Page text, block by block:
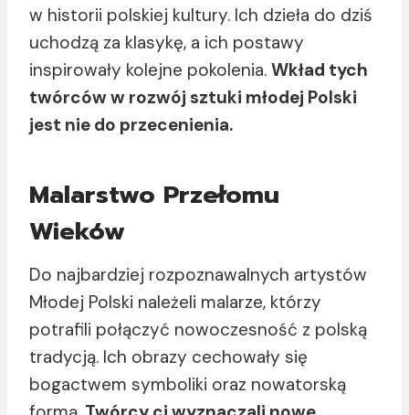
w historii polskiej kultury. Ich dzieła do dziś
uchodzą za klasykę, a ich postawy
inspirowały kolejne pokolenia. Wkład tych
twórców w rozwój sztuki młodej Polski
jest nie do przecenienia.
Malarstwo Przełomu
Wieków
Do najbardziej rozpoznawalnych artystów
Młodej Polski należeli malarze, którzy
potrafili połączyć nowoczesność z polską
tradycją. Ich obrazy cechowały się
bogactwem symboliki oraz nowatorską